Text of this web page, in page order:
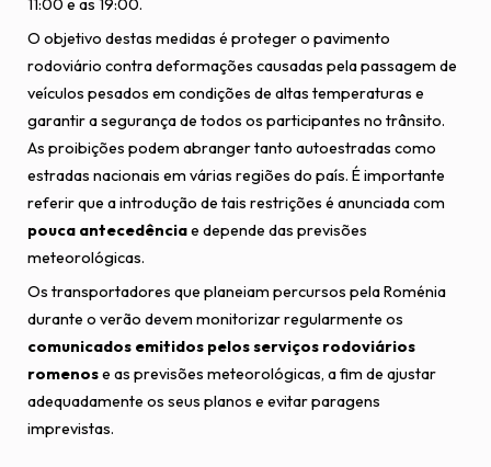
11:00 e as 19:00.
O objetivo destas medidas é proteger o pavimento
rodoviário contra deformações causadas pela passagem de
veículos pesados em condições de altas temperaturas e
garantir a segurança de todos os participantes no trânsito.
As proibições podem abranger tanto autoestradas como
estradas nacionais em várias regiões do país. É importante
referir que a introdução de tais restrições é anunciada com
pouca antecedênciae depende das previsões
meteorológicas.
Os transportadores que planeiam percursos pela Roménia
durante o verão devem monitorizar regularmente os
comunicados emitidos pelos serviços rodoviários
romenose as previsões meteorológicas, a fim de ajustar
adequadamente os seus planos e evitar paragens
imprevistas.